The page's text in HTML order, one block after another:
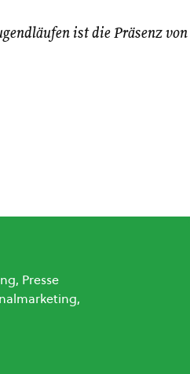
ist die Präsenz von
Presse